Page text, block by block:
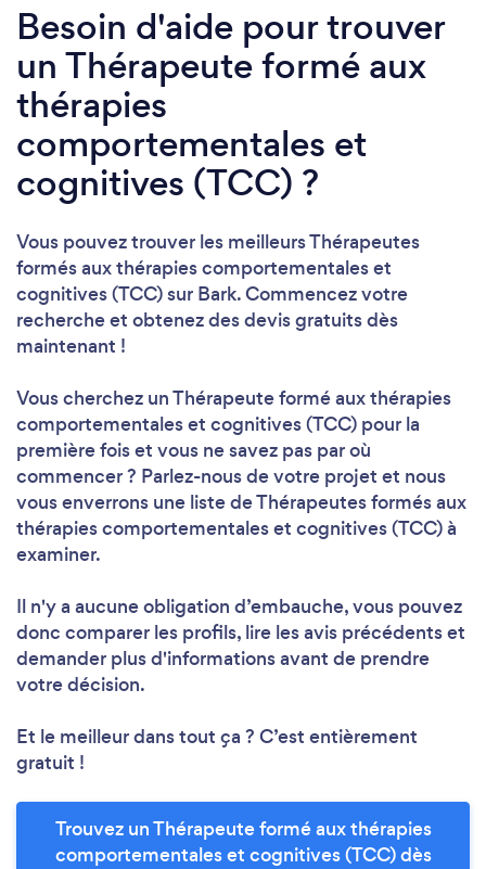
Besoin d'aide pour trouver
un Thérapeute formé aux
thérapies
comportementales et
cognitives (TCC) ?
Vous pouvez trouver les meilleurs Thérapeutes
formés aux thérapies comportementales et
cognitives (TCC) sur Bark. Commencez votre
recherche et obtenez des devis gratuits dès
maintenant !
Vous cherchez un Thérapeute formé aux thérapies
comportementales et cognitives (TCC) pour la
première fois et vous ne savez pas par où
commencer ? Parlez-nous de votre projet et nous
vous enverrons une liste de Thérapeutes formés aux
thérapies comportementales et cognitives (TCC) à
examiner.
Il n'y a aucune obligation d’embauche, vous pouvez
donc comparer les profils, lire les avis précédents et
demander plus d'informations avant de prendre
votre décision.
Et le meilleur dans tout ça ? C’est entièrement
gratuit !
Trouvez un Thérapeute formé aux thérapies
comportementales et cognitives (TCC) dès